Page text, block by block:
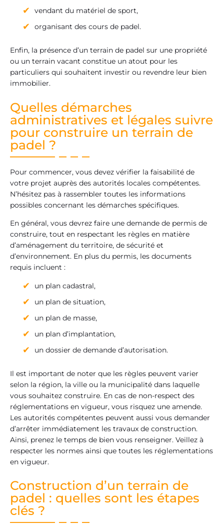
vendant du matériel de sport,
organisant des cours de padel.
Enfin, la présence d’un terrain de padel sur une propriété
ou un terrain vacant constitue un atout pour les
particuliers qui souhaitent investir ou revendre leur bien
immobilier.
Quelles démarches
administratives et légales suivre
pour construire un terrain de
padel ?
Pour commencer, vous devez vérifier la faisabilité de
votre projet auprès des autorités locales compétentes.
N’hésitez pas à rassembler toutes les informations
possibles concernant les démarches spécifiques.
En général, vous devrez faire une demande de permis de
construire, tout en respectant les règles en matière
d’aménagement du territoire, de sécurité et
d’environnement. En plus du permis, les documents
requis incluent :
un plan cadastral,
un plan de situation,
un plan de masse,
un plan d’implantation,
un dossier de demande d’autorisation.
Il est important de noter que les règles peuvent varier
selon la région, la ville ou la municipalité dans laquelle
vous souhaitez construire. En cas de non-respect des
réglementations en vigueur, vous risquez une amende.
Les autorités compétentes peuvent aussi vous demander
d’arrêter immédiatement les travaux de construction.
Ainsi, prenez le temps de bien vous renseigner. Veillez à
respecter les normes ainsi que toutes les réglementations
en vigueur.
Construction d’un terrain de
padel : quelles sont les étapes
clés ?